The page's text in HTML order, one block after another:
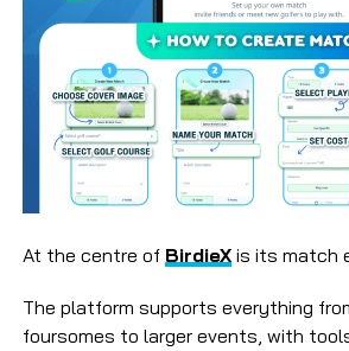
At the centre of BirdieXis its match
The platform supports everything
foursomes to larger events, with